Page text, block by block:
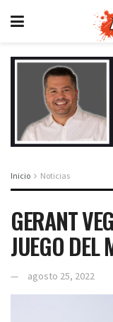
Inicio Noticias
GERANT
JUEGO DEL
agosto 25, 2022